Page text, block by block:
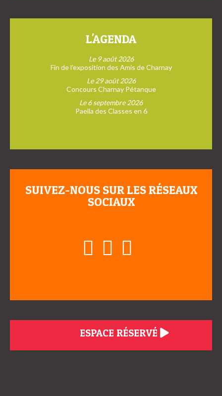
L'AGENDA
Le 9 août 2026
Fin de l’exposition des Amis de Charnay
Le 29 août 2026
Concours Charnay Pétanque
Le 6 septembre 2026
Paella des Classes en 6
SUIVEZ-NOUS SUR LES RÉSEAUX
SOCIAUX
ESPACE RÉSERVÉ